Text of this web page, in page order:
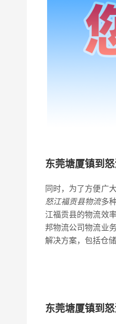
东莞塘厦镇到
同时，为了方便广
怒江福贡县物流多
江福贡县的物流效
邦物流公司物流业
解决方案，包括仓
东莞塘厦镇到